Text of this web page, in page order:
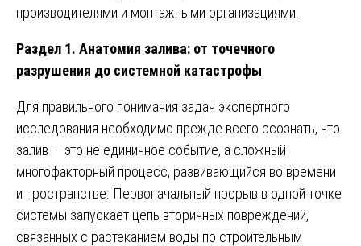
производителями и монтажными организациями.
Раздел 1. Анатомия залива: от точечного
разрушения до системной катастрофы
Для правильного понимания задач экспертного
исследования необходимо прежде всего осознать, что
залив — это не единичное событие, а сложный
многофакторный процесс, развивающийся во времени
и пространстве. Первоначальный прорыв в одной точке
системы запускает цепь вторичных повреждений,
связанных с растеканием воды по строительным